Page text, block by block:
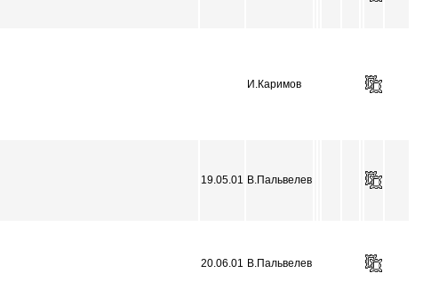
И.Каримов
19.05.01 В.Пальвелев
20.06.01 В.Пальвелев